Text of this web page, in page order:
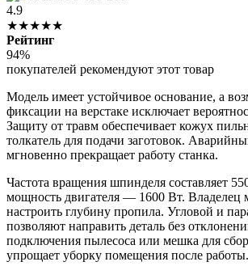
4.9
★★★★★
Рейтинг
94%
покупателей рекомендуют этот товар
Модель имеет устойчивое основание, а
фиксации на верстаке исключает
Защиту от травм обеспечивает кожух
толкатель для подачи заготовок.
мгновенно прекращает работу станка.
Частота вращения шпинделя составляет
мощность двигателя — 1600 Вт. Владелец
настроить глубину пропила. Угловой и
позволяют направить деталь без
подключения пылесоса или мешка для
упрощает уборку помещения после работы.